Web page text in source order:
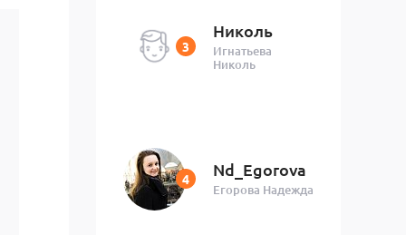
Николь
Игнатьева
Николь
Nd_Egorova
Егорова Надежда